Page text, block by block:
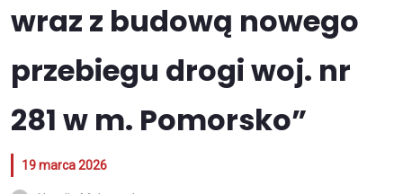
wraz z budową nowego
przebiegu drogi woj. nr
281 w m. Pomorsko”
19 marca 2026